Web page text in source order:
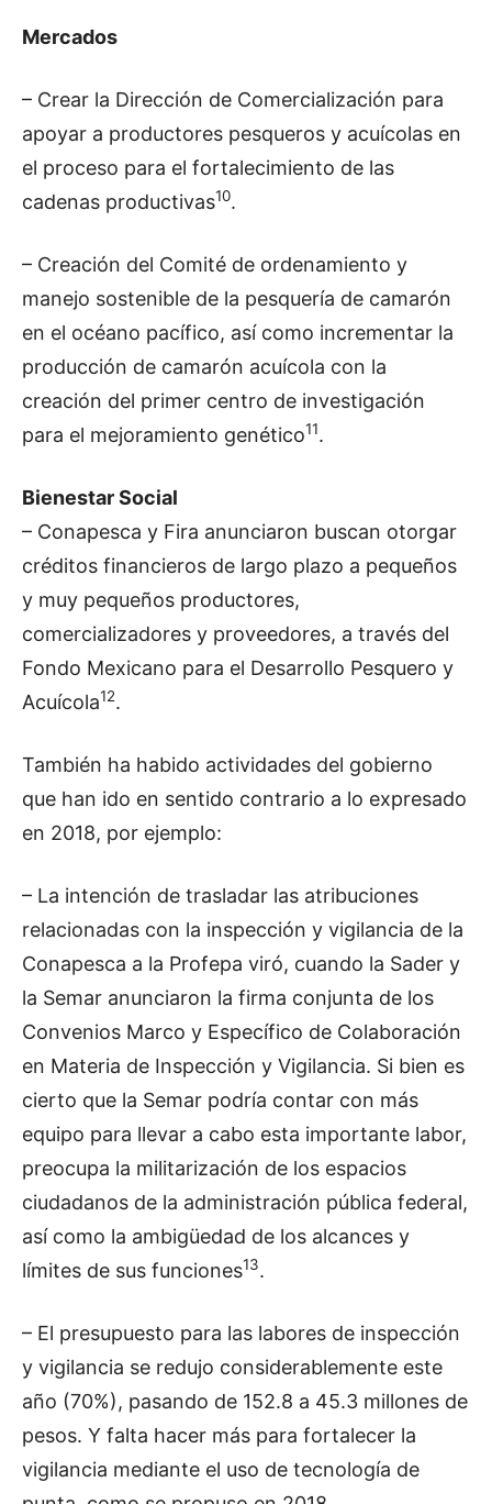
Mercados
– Crear la Dirección de Comercialización para
apoyar a productores pesqueros y acuícolas en
el proceso para el fortalecimiento de las
cadenas productivas10.
– Creación del Comité de ordenamiento y
manejo sostenible de la pesquería de camarón
en el océano pacífico, así como incrementar la
producción de camarón acuícola con la
creación del primer centro de investigación
para el mejoramiento genético11.
Bienestar Social
– Conapesca y Fira anunciaron buscan otorgar
créditos financieros de largo plazo a pequeños
y muy pequeños productores,
comercializadores y proveedores, a través del
Fondo Mexicano para el Desarrollo Pesquero y
Acuícola12.
También ha habido actividades del gobierno
que han ido en sentido contrario a lo expresado
en 2018, por ejemplo:
– La intención de trasladar las atribuciones
relacionadas con la inspección y vigilancia de la
Conapesca a la Profepa viró, cuando la Sader y
la Semar anunciaron la firma conjunta de los
Convenios Marco y Específico de Colaboración
en Materia de Inspección y Vigilancia. Si bien es
cierto que la Semar podría contar con más
equipo para llevar a cabo esta importante labor,
preocupa la militarización de los espacios
ciudadanos de la administración pública federal,
así como la ambigüedad de los alcances y
límites de sus funciones13.
– El presupuesto para las labores de inspección
y vigilancia se redujo considerablemente este
año (70%), pasando de 152.8 a 45.3 millones de
pesos. Y falta hacer más para fortalecer la
vigilancia mediante el uso de tecnología de